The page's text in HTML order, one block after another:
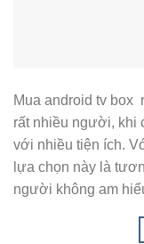
Mua android tv box
rất nhiều người, khi
với nhiều tiện ích.
lựa chọn này là
người không am